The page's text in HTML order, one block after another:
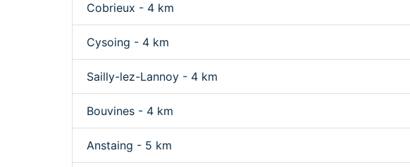
Cobrieux - 4 km
Cysoing - 4 km
Sailly-lez-Lannoy - 4 km
Bouvines - 4 km
Anstaing - 5 km